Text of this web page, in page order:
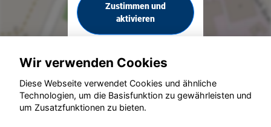
Zustimmen und
aktivieren
© konjunkturmotor.de GmbH 2020 - 2026
Wir verwenden Cookies
Diese Webseite verwendet Cookies und ähnliche
Technologien, um die Basisfunktion zu gewährleisten und
um Zusatzfunktionen zu bieten.